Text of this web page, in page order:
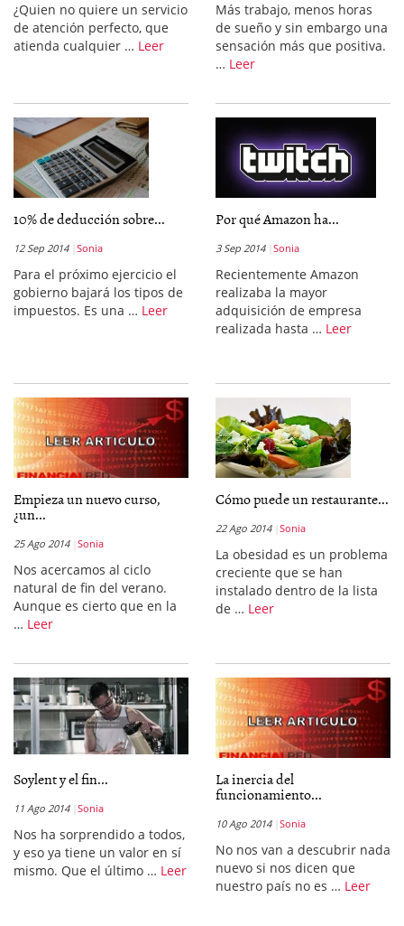
¿Quien no quiere un servicio
de atención perfecto, que
atienda cualquier … Leer
Más trabajo, menos horas
de sueño y sin embargo una
sensación más que positiva.
… Leer
10% de deducción sobre...
12 Sep 2014 Sonia
Para el próximo ejercicio el
gobierno bajará los tipos de
impuestos. Es una … Leer
Por qué Amazon ha...
3 Sep 2014 Sonia
Recientemente Amazon
realizaba la mayor
adquisición de empresa
realizada hasta … Leer
Empieza un nuevo curso,
¿un...
25 Ago 2014 Sonia
Nos acercamos al ciclo
natural de fin del verano.
Aunque es cierto que en la
… Leer
Cómo puede un restaurante...
22 Ago 2014 Sonia
La obesidad es un problema
creciente que se han
instalado dentro de la lista
de … Leer
Soylent y el fin...
11 Ago 2014 Sonia
Nos ha sorprendido a todos,
y eso ya tiene un valor en sí
mismo. Que el último … Leer
La inercia del
funcionamiento...
10 Ago 2014 Sonia
No nos van a descubrir nada
nuevo si nos dicen que
nuestro país no es … Leer